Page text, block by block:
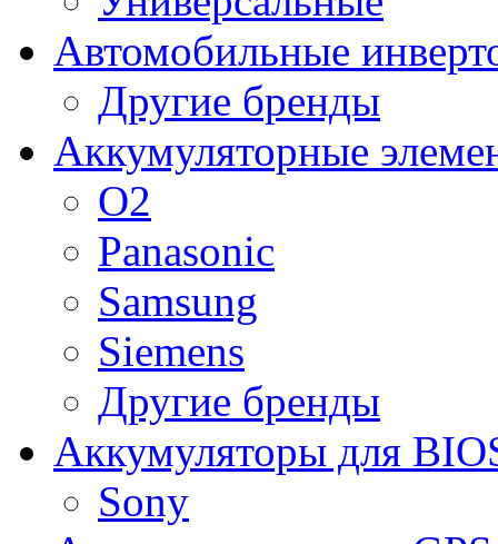
Автомобильные
Другие бренды
Аккумуляторные
O2
Panasonic
Samsung
Siemens
Другие бренды
Аккумуляторы для
Sony